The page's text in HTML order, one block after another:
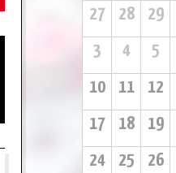
27
28 29
3
4 5
10
11 12
17
18 19
24
25 26